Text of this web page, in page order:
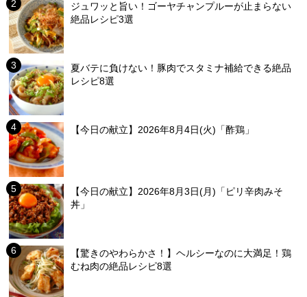
ジュワッと旨い！ゴーヤチャンプルーが止まらない
絶品レシピ3選
夏バテに負けない！豚肉でスタミナ補給できる絶品
レシピ8選
【今日の献立】2026年8月4日(火)「酢鶏」
【今日の献立】2026年8月3日(月)「ピリ辛肉みそ
丼」
【驚きのやわらかさ！】ヘルシーなのに大満足！鶏
むね肉の絶品レシピ8選